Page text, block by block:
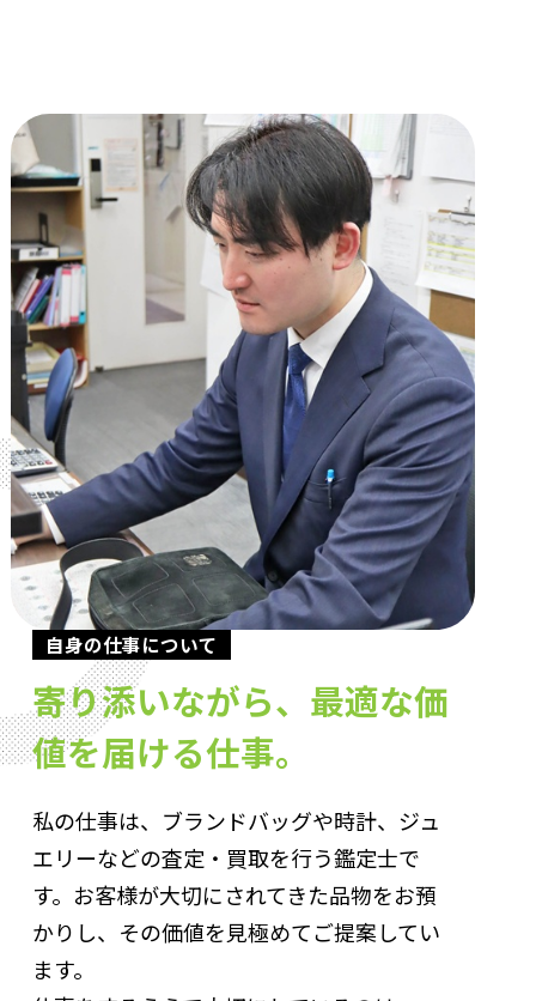
自身の仕事について
寄り添いながら、最適な価
値を届ける仕事。
私の仕事は、ブランドバッグや時計、ジュ
エリーなどの査定・買取を行う鑑定士で
す。お客様が大切にされてきた品物をお預
かりし、その価値を見極めてご提案してい
ます。